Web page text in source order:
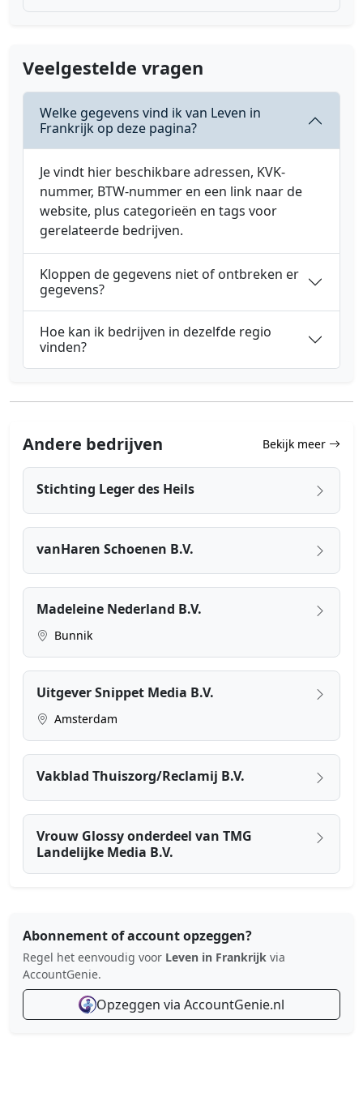
Veelgestelde vragen
Welke gegevens vind ik van Leven in
Frankrijk op deze pagina?
Je vindt hier beschikbare adressen, KVK-
nummer, BTW-nummer en een link naar de
website, plus categorieën en tags voor
gerelateerde bedrijven.
Kloppen de gegevens niet of ontbreken er
gegevens?
Hoe kan ik bedrijven in dezelfde regio
vinden?
Andere bedrijven Bekijk meer
Stichting Leger des Heils
vanHaren Schoenen B.V.
Madeleine Nederland B.V.
Bunnik
Uitgever Snippet Media B.V.
Amsterdam
Vakblad Thuiszorg/Reclamij B.V.
Vrouw Glossy onderdeel van TMG
Landelijke Media B.V.
Abonnement of account opzeggen?
Regel het eenvoudig voor Leven in Frankrijk via
AccountGenie.
Opzeggen via AccountGenie.nl